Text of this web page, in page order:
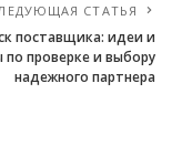
СТАТЬЯ
поставщика: идеи и
по проверке и выбору
надежного партнера